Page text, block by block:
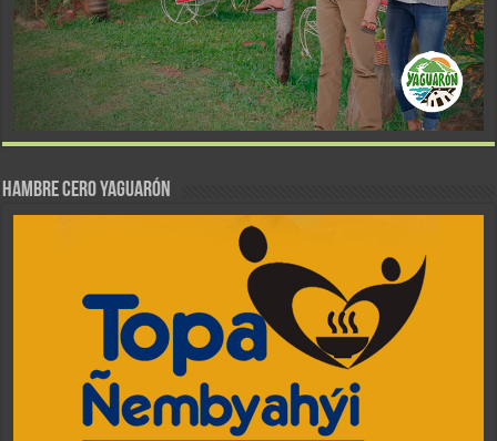
Hambre Cero Yaguarón